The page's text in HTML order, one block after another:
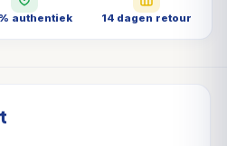
authentiek 14 dagen retour